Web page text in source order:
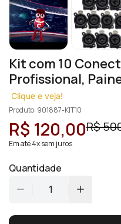
Kit com 10
Profissional,
Clique e veja!
Produto: 901887-KIT10
R$ 120,00R$
Em até 4x sem juros
Quantidade
1